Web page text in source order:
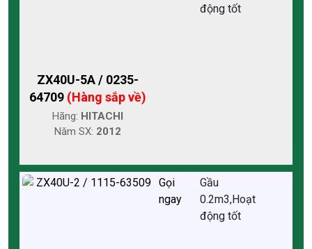
ZX40U-5A / 0235-
64709 (Hàng sắp về)
Hãng: HITACHI
Năm SX: 2012
động tốt
Gọi
ngay
Gầu
0.2m3,Hoạt
động tốt